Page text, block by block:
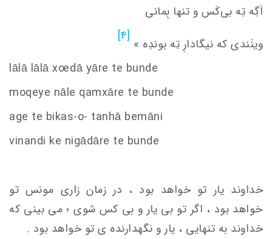
اَگِه تِه بی‌کَس و تنها بِمانی
وینَندی که نیگادارِ تِه بوندِه » [4]
lālā lālā xoedā yāre te bunde
moqeye nāle qamxāre te bunde
age te bikas-o- tanhā bemāni
vinandi ke nigādāre te bunde
خداوند یار تو خواهد بود ، در زمان زاری مونس تو
خواهد بود ، اگر تو بی یار و بی کس شوی ؛ می بینی که
خداوند به تنهایی ، یار و نگهدارنده ی تو خواهد بود .